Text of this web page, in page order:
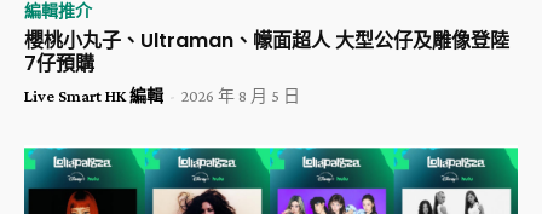
編輯推介
櫻桃小丸子、Ultraman、幪面超人 大型公仔及雕像登陸
7仔預購
Live Smart HK 編輯 - 2026 年 8 月 5 日